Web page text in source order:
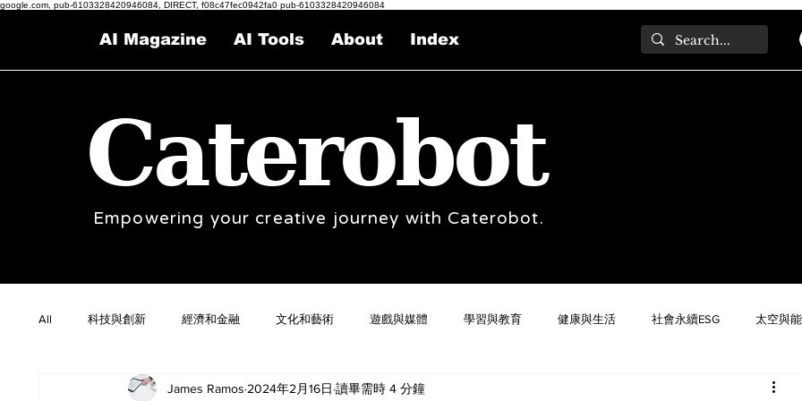
google.com, pub-6103328420946084, DIRECT, f08c47fec0942fa0 pub-6103328420946084
AI Magazine AI Tools About Index
Caterobot
Empowering your creative journey with Caterobot.
All 科技與創新 經濟和金融 文化和藝術 遊戲與媒體 學習與教育 健康與生活 社會永續ESG 太空與
James Ramos 2024年2月16日 讀畢需時 4 分鐘